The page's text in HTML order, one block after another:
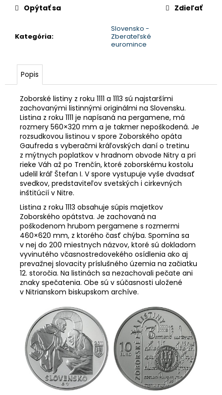
Kategória:
Slovensko -
Zberateľské
euromince
Opýtať sa Zdieľať
Popis
Zoborské listiny z roku 1111 a 1113 sú najstaršími
zachovanými listinnými originálmi na Slovensku.
Listina z roku 1111 je napísaná na pergamene, má
rozmery 560×320 mm a je takmer nepoškodená. Je
rozsudkovou listinou v spore Zoborského opáta
Gaufreda s vyberačmi kráľovských daní o tretinu
z mýtnych poplatkov v hradnom obvode Nitry a pri
rieke Váh až po Trenčín, ktoré zoborskému kostolu
udelil kráľ Štefan I. V spore vystupuje vyše dvadsať
svedkov, predstaviteľov svetských i cirkevných
inštitúcií v Nitre.
Listina z roku 1113 obsahuje súpis majetkov
Zoborského opátstva. Je zachovaná na
poškodenom hrubom pergamene s rozmermi
460×620 mm, z ktorého časť chýba. Spomína sa
v nej do 200 miestnych názvov, ktoré sú dokladom
vyvinutého včasnostredovekého osídlenia ako aj
prevažnej slovacity príslušného územia na začiatku
12. storočia. Na listinách sa nezachovali pečate ani
znaky spečatenia. Obe sú v súčasnosti uložené
v Nitrianskom biskupskom archíve.